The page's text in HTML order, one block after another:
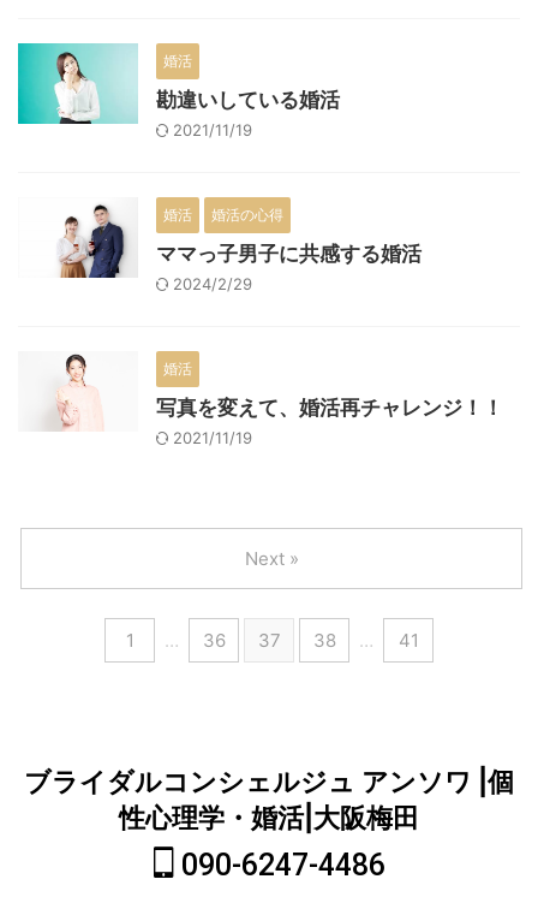
婚活
勘違いしている婚活
2021/11/19
婚活 婚活の心得
ママっ子男子に共感する婚活
2024/2/29
婚活
写真を変えて、婚活再チャレンジ！！
2021/11/19
1 … 36 37 38 … 41
Next »
ブライダルコンシェルジュ アンソワ |個
性心理学・婚活|大阪梅田
090-6247-4486